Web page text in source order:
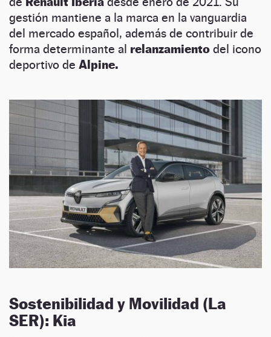
gestión mantiene a la marca en la vanguardia
del mercado español, además de contribuir de
forma determinante al relanzamiento del icono
deportivo de Alpine.
Sostenibilidad y Movilidad (La
SER): Kia